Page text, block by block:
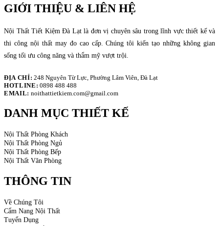
GIỚI THIỆU & LIÊN HỆ
Nội Thất Tiết Kiệm Đà Lạt là đơn vị chuyên sâu trong lĩnh vực thiết kế và
thi công nội thất may đo cao cấp. Chúng tôi kiến tạo những không gian
sống tối ưu công năng và thẩm mỹ vượt trội.
ĐỊA CHỈ: 248 Nguyên Từ Lực, Phường Lâm Viên, Đà Lạt
HOTLINE: 0898 488 488
EMAIL: noithattietkiem.com@gmail.com
DANH MỤC THIẾT KẾ
Nội Thất Phòng Khách
Nội Thất Phòng Ngủ
Nội Thất Phòng Bếp
Nội Thất Văn Phòng
THÔNG TIN
Về Chúng Tôi
Cẩm Nang Nội Thất
Tuyển Dụng